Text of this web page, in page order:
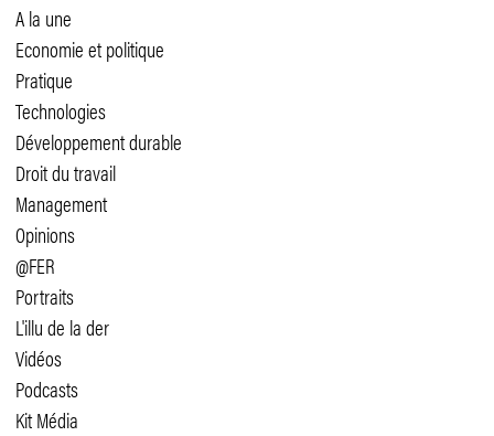
A la une
Economie et politique
Pratique
Technologies
Développement durable
Droit du travail
Management
Opinions
@FER
Portraits
L'illu de la der
Vidéos
Podcasts
Kit Média